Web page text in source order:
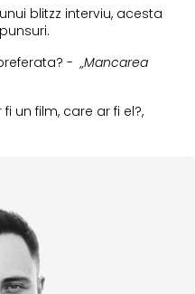
blitzz interviu, acesta
- „Mancarea
un film, care ar fi el?,